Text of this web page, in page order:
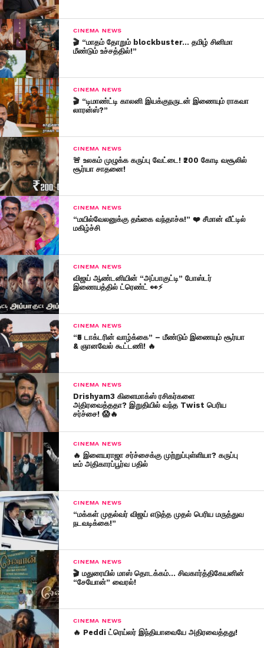
CINEMA NEWS
🎬 “மாதம் தோறும் blockbuster… தமிழ் சினிமா
மீண்டும் உச்சத்தில்!”
CINEMA NEWS
🎬 “டிமாண்ட்டி காலனி இயக்குநருடன் இணையும் ராகவா
லாரன்ஸ்?”
CINEMA NEWS
🚨 உலகம் முழுக்க கருப்பு வேட்டை! ₹200 கோடி வசூலில்
சூர்யா சாதனை!
CINEMA NEWS
“மயில்வேலனுக்கு தங்கை வந்தாச்சு!” ❤️ சீமான் வீட்டில்
மகிழ்ச்சி
CINEMA NEWS
விஜய் ஆண்டனியின் “அப்பாகுட்டி” போஸ்டர்
இணையத்தில் ட்ரெண்ட் 👀⚡
CINEMA NEWS
“₹5 டாக்டரின் வாழ்க்கை” – மீண்டும் இணையும் சூர்யா
& ஞானவேல் கூட்டணி! 🔥
CINEMA NEWS
Drishyam3 கிளைமாக்ஸ் ரசிகர்களை
அதிரவைத்ததா? இறுதியில் வந்த Twist பெரிய
சர்ச்சை! 😱🔥
CINEMA NEWS
🔥 இளையராஜா சர்ச்சைக்கு முற்றுப்புள்ளியா? கருப்பு
டீம் அதிகாரப்பூர்வ பதில்
CINEMA NEWS
“மக்கள் முதல்வர் விஜய் எடுத்த முதல் பெரிய மருத்துவ
நடவடிக்கை!”
CINEMA NEWS
🎬 மதுரையில் மாஸ் தொடக்கம்… சிவகார்த்திகேயனின்
“சேயோன்” வைரல்!
CINEMA NEWS
🔥 Peddi ட்ரெய்லர் இந்தியாவையே அதிரவைத்தது!